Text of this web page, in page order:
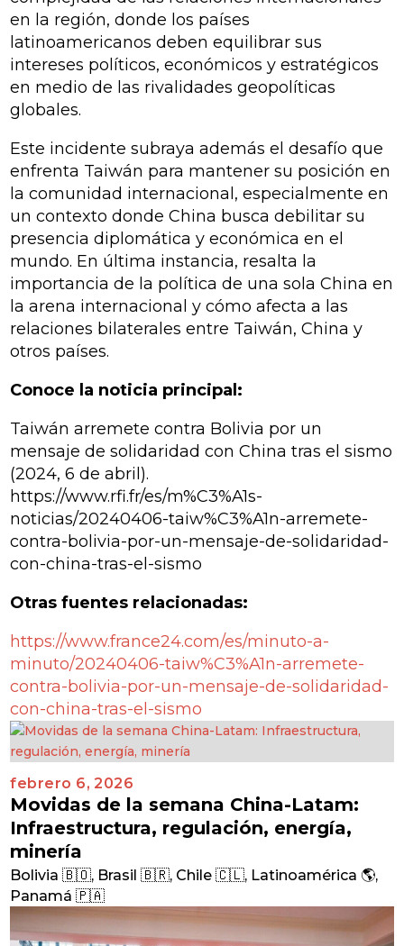
en la región, donde los países
latinoamericanos deben equilibrar sus
intereses políticos, económicos y estratégicos
en medio de las rivalidades geopolíticas
globales.
Este incidente subraya además el desafío que
enfrenta Taiwán para mantener su posición en
la comunidad internacional, especialmente en
un contexto donde China busca debilitar su
presencia diplomática y económica en el
mundo. En última instancia, resalta la
importancia de la política de una sola China en
la arena internacional y cómo afecta a las
relaciones bilaterales entre Taiwán, China y
otros países.
Conoce la noticia principal:
Taiwán arremete contra Bolivia por un
mensaje de solidaridad con China tras el sismo
(2024, 6 de abril).
https://www.rfi.fr/es/m%C3%A1s-
noticias/20240406-taiw%C3%A1n-arremete-
contra-bolivia-por-un-mensaje-de-solidaridad-
con-china-tras-el-sismo
Otras fuentes relacionadas:
https://www.france24.com/es/minuto-a-
minuto/20240406-taiw%C3%A1n-arremete-
contra-bolivia-por-un-mensaje-de-solidaridad-
con-china-tras-el-sismo
febrero 6, 2026
Movidas de la semana China-Latam:
Infraestructura, regulación, energía,
minería
Bolivia 🇧🇴, Brasil 🇧🇷, Chile 🇨🇱, Latinoamérica 🌎,
Panamá 🇵🇦